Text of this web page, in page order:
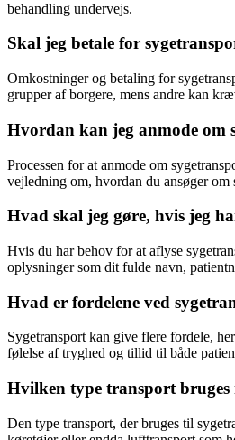
behandling undervejs.
Skal jeg betale for
Omkostninger og betaling for
grupper af borgere, mens andre kan
Hvordan kan jeg anmode om
Processen for at anmode om
vejledning om, hvordan du ansøger
Hvad skal jeg gøre, hvis jeg
Hvis du har behov for at aflyse
oplysninger som dit fulde navn,
Hvad er fordelene ved
Sygetransport kan give flere fordele,
følelse af tryghed og tillid til både
Hvilken type transport
Den type transport, der bruges til